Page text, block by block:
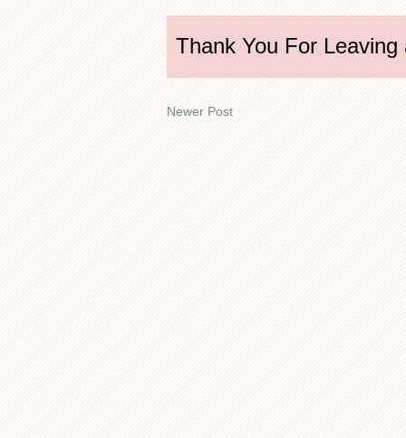
Thank You For
Newer Post